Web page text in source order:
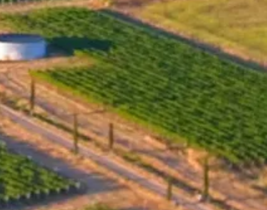
exklusiv in diesem Jahr geschaffen,
Ernten von 2009 und 2010 zeigte
unerträgliche Hitze, was eine optimale
aus der Region Südbulgarien, von
sorgfältigen Auswahl der besten Fässer
2.000 Flaschen. Sie erzählen durch
Ursprung und seiner Bestimmung.
Restzucker, g/l